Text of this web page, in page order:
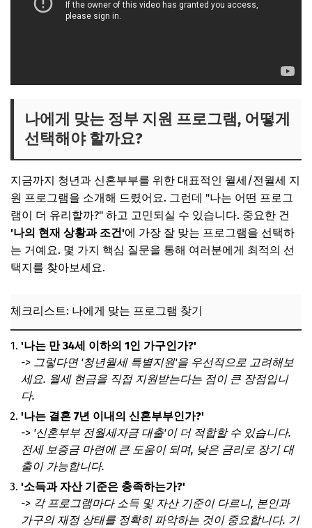
나에게 맞는 정부 지원 프로그램, 어떻게
선택해야 할까요?
지금까지 청년과 신혼부부를 위한 대표적인 월세/전월세 지
원 프로그램을 소개해 드렸어요. 그런데 "나는 어떤 프로그
램이 더 유리할까?" 하고 고민되실 수 있습니다. 중요한 건
'나의 현재 상황과 조건'에 가장 잘 맞는 프로그램을 선택하
는 거예요. 몇 가지 핵심 질문을 통해 여러분에게 최적의 선
택지를 찾아보세요.
체크리스트: 나에게 맞는 프로그램 찾기
'나는 만 34세 이하의 1인 가구인가?'
-> 그렇다면 '청년월세 특별지원'을 우선적으로 고려해보
세요. 월세 현금을 직접 지원받는다는 점이 큰 장점입니
다.
'나는 결혼 7년 이내의 신혼부부인가?'
-> '신혼부부 전월세자금 대출'이 더 적합할 수 있습니다.
전세 보증금 마련에 큰 도움이 되며, 낮은 금리로 장기 대
출이 가능합니다.
'소득과 자산 기준은 충족하는가?'
-> 각 프로그램마다 소득 및 자산 기준이 다르니, 본인과
가구의 재정 상태를 정확히 파악하는 것이 중요합니다. 기